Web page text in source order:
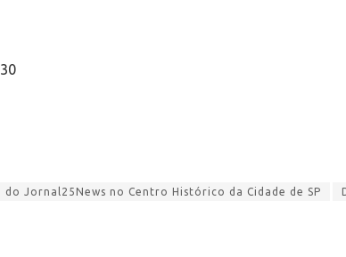
Jornal25News no Centro Histórico da Cidade de SP